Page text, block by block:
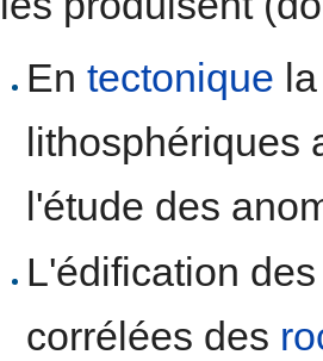
Entectonique
lithosphériques
l'étude des
L'édification
corrélées des